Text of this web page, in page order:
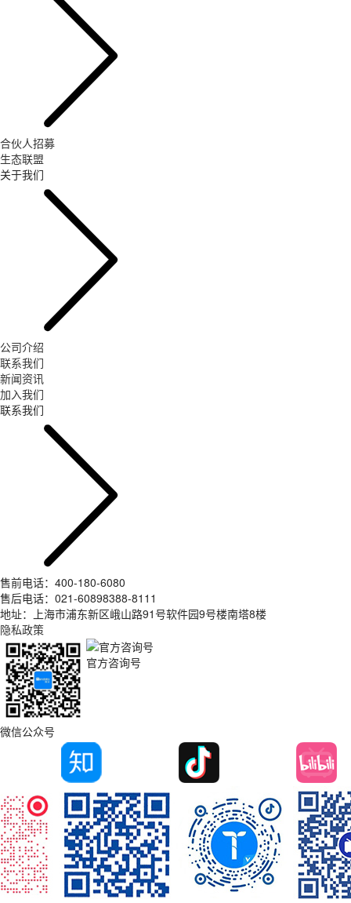
合伙人招募
生态联盟
关于我们
公司介绍
联系我们
新闻资讯
加入我们
联系我们
售前电话：400-180-6080
售后电话：021-60898388-8111
地址：上海市浦东新区峨山路91号软件园9号楼南塔8楼
隐私政策
微信公众号
官方咨询号